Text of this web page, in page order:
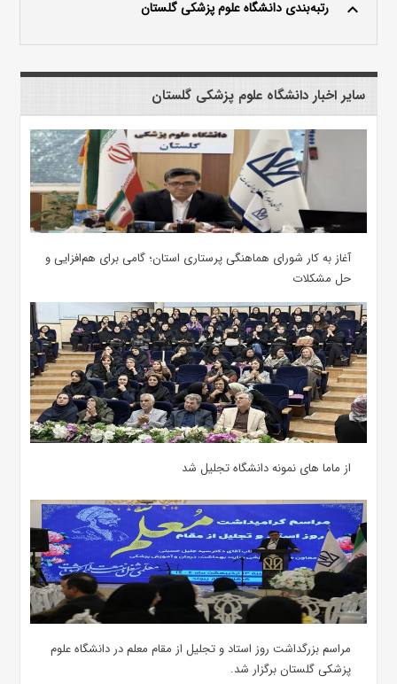
keyboard_arrow_up رتبه‌بندی دانشگاه علوم پزشکی گلستان
سایر اخبار دانشگاه علوم پزشکی گلستان
آغاز به کار شورای هماهنگی پرستاری استان؛ گامی برای هم‌افزایی و
حل مشکلات
از ماما های نمونه دانشگاه تجلیل شد
مراسم بزرگداشت روز استاد و تجلیل از مقام معلم در دانشگاه علوم
پزشکی گلستان برگزار شد.‌